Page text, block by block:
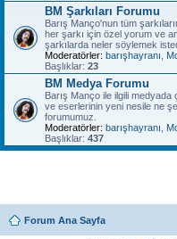
BM Şarkıları Forumu
Barış Manço'nun tüm
her şarkı için özel yorum ve
şarkılarda neler söylemek
Moderatörler: barışhayranı
Başlıklar: 23
BM Medya Forumu
Barış Manço ile ilgili medyada
ve eserlerinin yeni nesile ne
forumumuz.
Moderatörler: barışhayranı
Başlıklar: 437
Forum Ana Sayfa